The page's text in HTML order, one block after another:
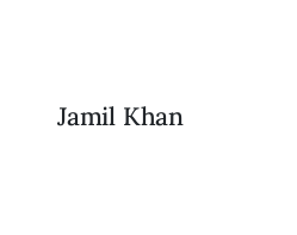
Jamil Khan